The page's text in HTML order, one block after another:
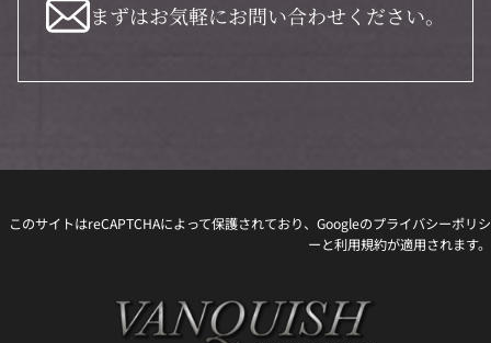
まずはお気軽にお問い合わせください。
このサイトはreCAPTCHAによって保護されており、Googleのプライバシーポリシ
ーと利用規約が適用されます。